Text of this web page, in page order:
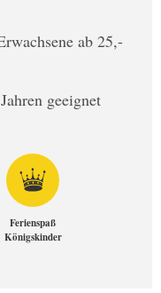
ab 25,-
geeignet
Ferienspaß
Königskinder